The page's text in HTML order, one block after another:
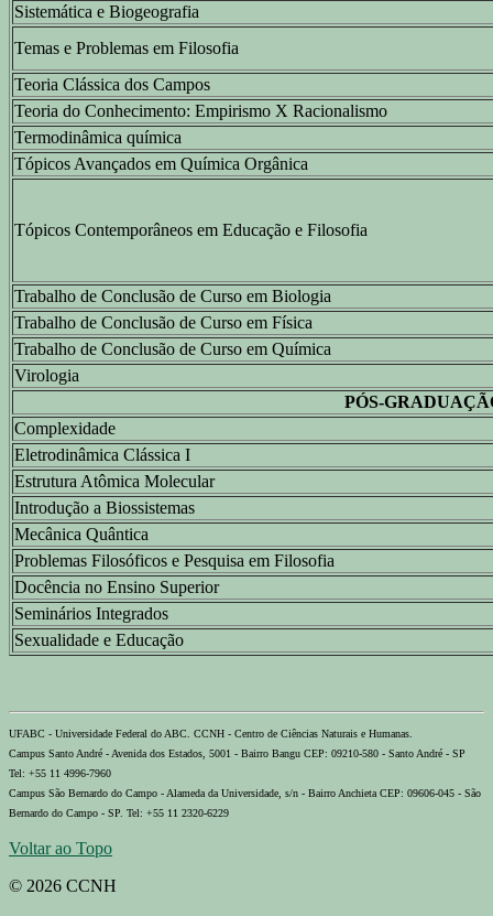
Sistemática e Biogeografia
Temas e Problemas em Filosofia
Teoria Clássica dos Campos
Teoria do Conhecimento: Empirismo X Racionalismo
Termodinâmica química
Tópicos Avançados em Química Orgânica
Tópicos Contemporâneos em Educação e Filosofia
Trabalho de Conclusão de Curso em Biologia
Trabalho de Conclusão de Curso em Física
Trabalho de Conclusão de Curso em Química
Virologia
PÓS-
Complexidade
Eletrodinâmica Clássica I
Estrutura Atômica Molecular
Introdução a Biossistemas
Mecânica Quântica
Problemas Filosóficos e Pesquisa em Filosofia
Docência no Ensino Superior
Seminários Integrados
Sexualidade e Educação
UFABC - Universidade Federal do ABC. CCNH - Centro de Ciências Naturais e Humanas.
Campus Santo André - Avenida dos Estados, 5001 - Bairro Bangu CEP: 09210-580 - Santo André - SP
Tel: +55 11 4996-7960
Campus São Bernardo do Campo - Alameda da Universidade, s/n - Bairro Anchieta CEP: 09606-045 - São
Bernardo do Campo - SP. Tel: +55 11 2320-6229
Voltar ao Topo
© 2026 CCNH